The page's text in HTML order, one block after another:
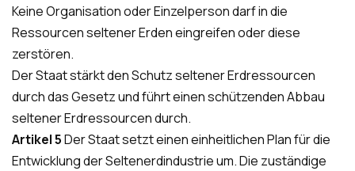
Keine Organisation oder Einzelperson darf in die
Ressourcen seltener Erden eingreifen oder diese
zerstören.
Der Staat stärkt den Schutz seltener Erdressourcen
durch das Gesetz und führt einen schützenden Abbau
seltener Erdressourcen durch.
Artikel 5Der Staat setzt einen einheitlichen Plan für die
Entwicklung der Seltenerdindustrie um. Die zuständige